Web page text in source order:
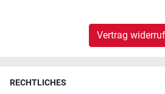
Vertrag
RECHTLICHES